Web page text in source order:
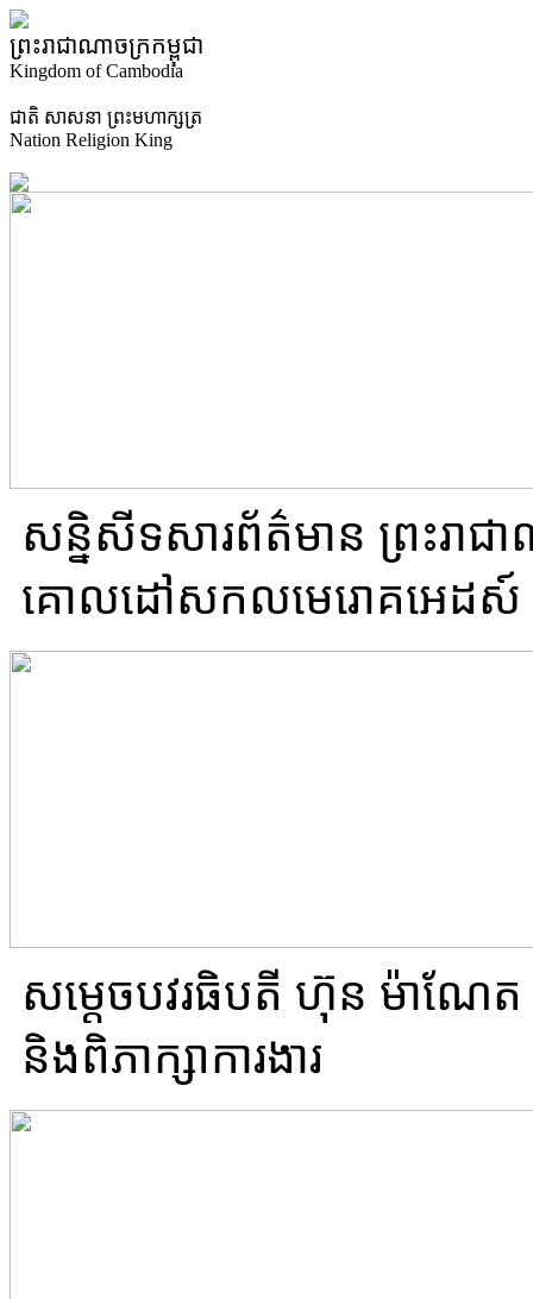
ព្រះរាជាណាចក្រកម្ពុជា
Kingdom of Cambodia
ជាតិ​ សាសនា ព្រះមហាក្សត្រ
Nation Religion King
សន្និសីទសារព័ត៌មាន ព្រះរាជ
គោលដៅសកលមេរោគអេដស៍
សម្តេចបវរធិបតី ហ៊ុន ម៉ាណែ
និងពិភាក្សាការងារ